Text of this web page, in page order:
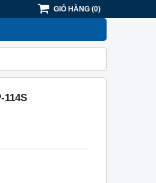
GIỎ HÀNG (0)